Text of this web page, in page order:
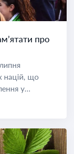
про
націй, що
у
Холодної
будь-яка